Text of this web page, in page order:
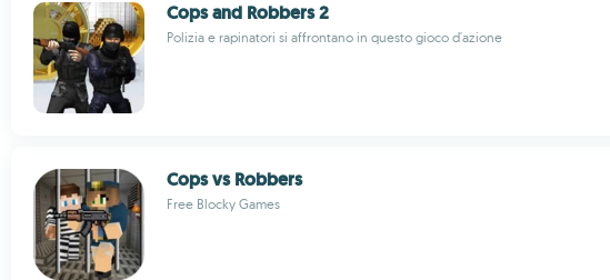
Cops and Robbers 2
Polizia e rapinatori si affrontano in questo gioco d'azione
Cops vs Robbers
Free Blocky Games